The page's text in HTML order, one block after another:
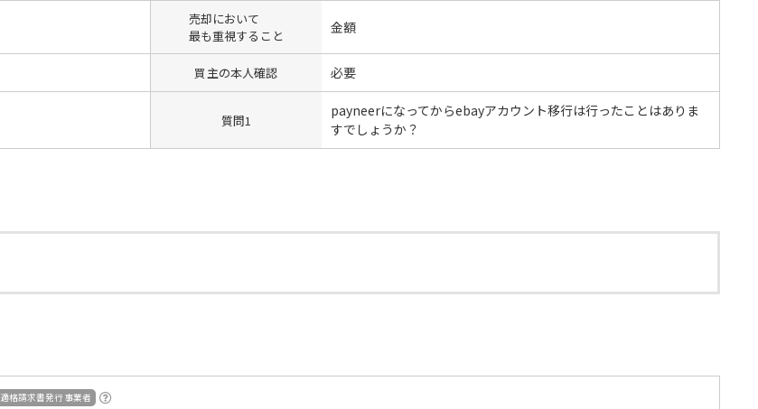
売却において
最も重視すること
金額
買主の本人確認 必要
質問1
payneerになってからebayアカウント移行は行ったことはありま
すでしょうか？
適格請求書発行事業者